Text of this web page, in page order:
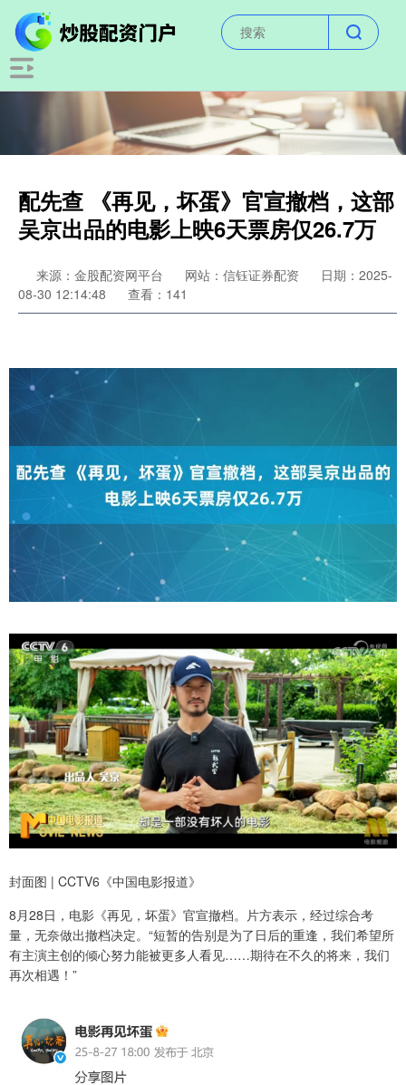
配先查 《再见，坏蛋》官宣撤档，这部
吴京出品的电影上映6天票房仅26.7万
来源：金股配资网平台 网站：信钰证券配资
日期：2025-
08-30 12:14:48
查看：141
封面图 | CCTV6《中国电影报道》
8月28日，电影《再见，坏蛋》官宣撤档。片方表示，经过综合考
量，无奈做出撤档决定。“短暂的告别是为了日后的重逢，我们希望所
有主演主创的倾心努力能被更多人看见……期待在不久的将来，我们
再次相遇！”